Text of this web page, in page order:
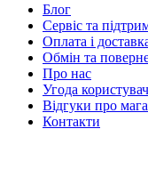
Блог
Сервіс та
Оплата і
Обмін та
Про нас
Угода
Відгуки про
Контакти